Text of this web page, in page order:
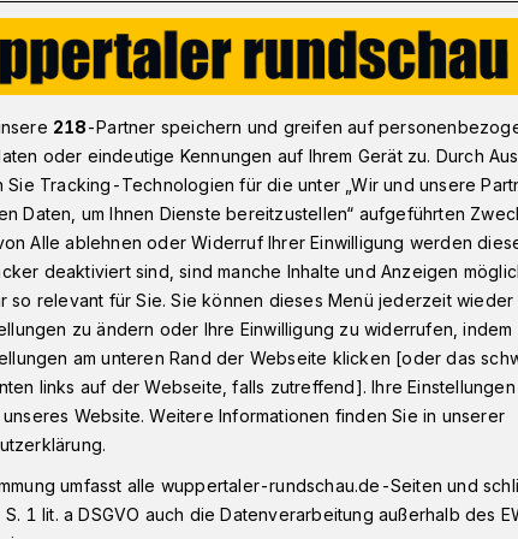
erobert den Sparkassenturm
-autoren
KrimiKartell“
KrimiKartell“, die schreibende,
mordende Zweckgemeinschaft von
aus der Region, freut sich seit
Jahr über volle Terminkalender und
218-Partner speichern und greifen auf
oder eindeutige Kennungen auf Ihrem Gerät zu. Durch
Sie Tracking-Technologien für die unter „Wir und unsere
Daten, um Ihnen Dienste bereitzustellen“ aufgeführten
Alle ablehnen oder Widerruf Ihrer Einwilligung werden
deaktiviert sind, sind manche Inhalte und Anzeigen
so relevant für Sie. Sie können dieses Menü jederzeit wieder
zu ändern oder Ihre Einwilligung zu widerrufen, indem
am unteren Rand der Webseite klicken [oder das
links auf der Webseite, falls zutreffend]. Ihre
Website. Weitere Informationen finden Sie in unserer
umfasst alle wuppertaler-rundschau.de-Seiten und
1 lit. a DSGVO auch die Datenverarbeitung außerhalb des